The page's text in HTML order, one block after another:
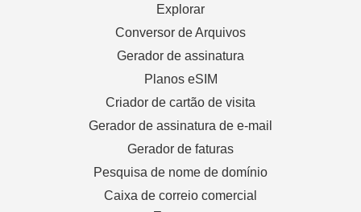
Explorar
Conversor de Arquivos
Gerador de assinatura
Planos eSIM
Criador de cartão de visita
Gerador de assinatura de e-mail
Gerador de faturas
Pesquisa de nome de domínio
Caixa de correio comercial